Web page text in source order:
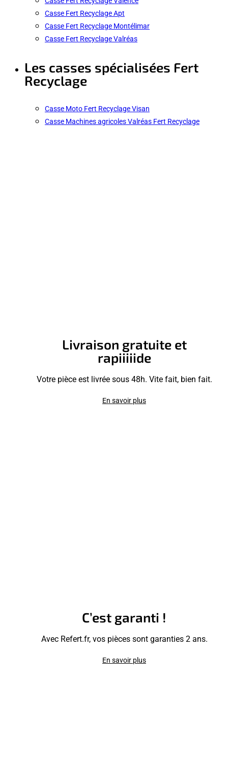
Casse Fert Recyclage Apt
Casse Fert Recyclage Montélimar
Casse Fert Recyclage Valréas
Les casses spécialisées Fert
Recyclage
Casse Moto Fert Recyclage Visan
Casse Machines agricoles Valréas Fert Recyclage
Livraison gratuite et
rapiiiiide
Votre pièce est livrée sous 48h. Vite fait, bien fait.
En savoir plus
C’est garanti !
Avec Refert.fr, vos pièces sont garanties 2 ans.
En savoir plus